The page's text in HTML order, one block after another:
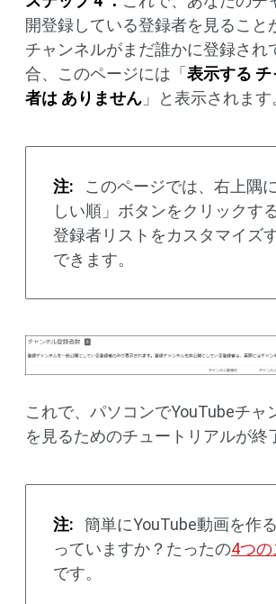
開登録している登録者を見ること
チャンネルがまだ誰かに登録され
合、このページには「 表示する
者は ありません 」と表示されます
注:
このページでは、右上隅
しい順」ボタンをクリックす
登録者リストをカスタマイズ
できます。
これで、パソコンでYouTubeチャ
を見るためのチュートリアルが終
注:
簡単にYouTube動画を作
っていますか？たったの4つ
です。